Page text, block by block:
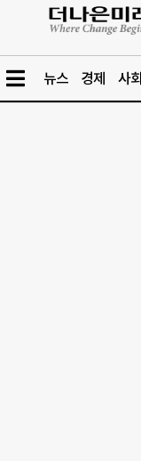
뉴스 경제 사회